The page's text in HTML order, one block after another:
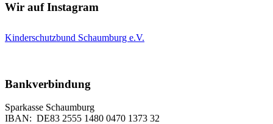
Wir auf Instagram
Kinderschutzbund Schaumburg e.V.
Bankverbindung
Sparkasse Schaumburg
IBAN: DE83 2555 1480 0470 1373 32